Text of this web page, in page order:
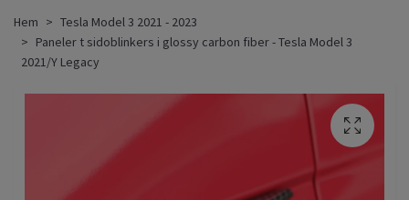
Hem
Tesla Model 3 2021 - 2023
Paneler t sidoblinkers i glossy carbon fiber - Tesla Model 3
2021/Y Legacy